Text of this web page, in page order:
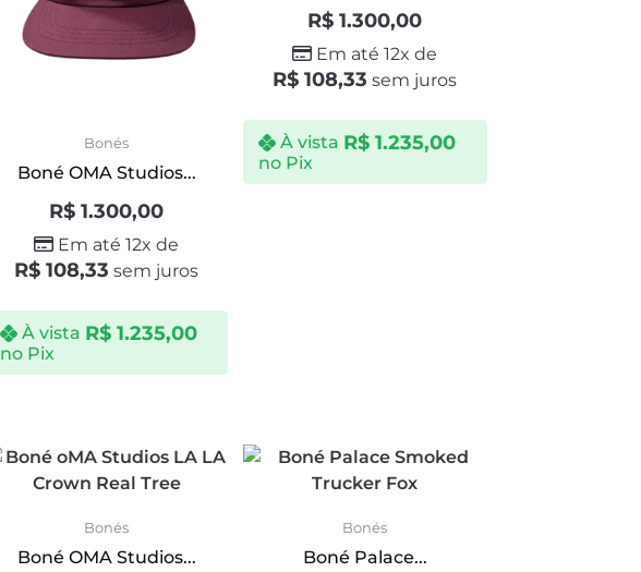
Bonés
Boné OMA Studios...
R$ 1.300,00
Em até 12x de
R$ 108,33 sem juros
À vista R$1.235,00
no Pix
R$ 1.300,00
Em até 12x de
R$ 108,33 sem juros
À vista R$1.235,00
no Pix
Bonés
Boné OMA Studios...
Bonés
Boné Palace...